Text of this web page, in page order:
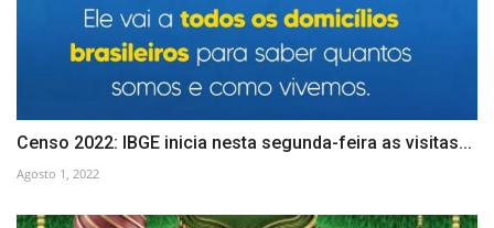
Censo 2022: IBGE inicia nesta segunda-feira as visitas...
Agosto 1, 2022